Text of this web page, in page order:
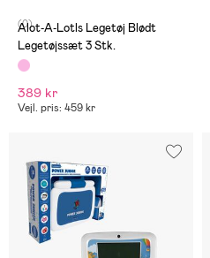
(0)
Alot‑A‑Lotls Legetøj Blødt
Legetøjssæt 3 Stk.
389 kr
Vejl. pris: 459 kr